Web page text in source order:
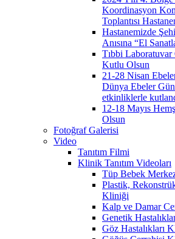
Koordinasyon
Toplantısı
Hastanemizde
Anısına “El
Tıbbi Laboratuvar
Kutlu Olsun
21-28 Nisan
Dünya Ebeler
etkinliklerle
12-18 Mayıs
Olsun
Fotoğraf Galerisi
Video
Tanıtım Filmi
Klinik Tanıtım Videoları
Tüp Bebek
Plastik,
Kliniği
Kalp ve Damar
Genetik
Göz Hastalıkları